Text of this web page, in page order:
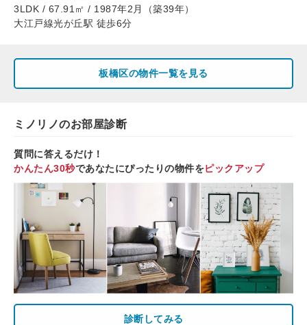
3LDK / 67.91㎡ / 1987年2月（築39年）
大江戸線光が丘駅 徒歩6分
板橋区の物件一覧を見る
ミノリノのお部屋診断
質問に答えるだけ！
かんたん30秒であなたにぴったりの物件をピックアップ
診断してみる